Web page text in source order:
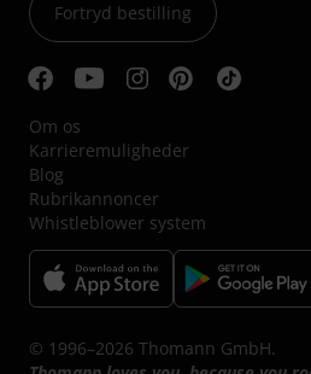
Fortryd bestilling
Om os
Karrieremuligheder
Blog
Rubrikannoncer
Whistleblower system
© 1996–2026 Thomann GmbH.